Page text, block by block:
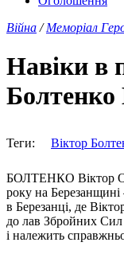
Війна /Меморіал
Навіки в
Болтенко
Теги: Віктор
БОЛТЕНКО Віктор
року на
в Березанці, де
до лав Збройних
і належить